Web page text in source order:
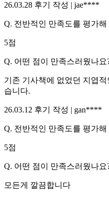
26.03.28 후기 작성 | jae****
Q. 전반적인 만족도를 평가해
5점
Q. 어떤 점이 만족스러웠나요
기존 기사책에 없었던 지엽
습니다.
26.03.12 후기 작성 | gan****
Q. 전반적인 만족도를 평가해
5점
Q. 어떤 점이 만족스러웠나요
모든게 깔끔합니다